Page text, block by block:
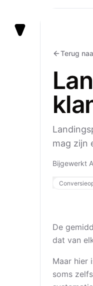
Vezert
Terug
mag zijn
Bijgewerkt
De
dat van
Maar hier
soms